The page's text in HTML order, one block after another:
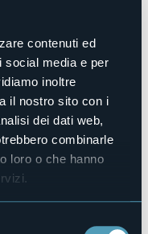
contenuti ed
social media e per
inoltre
il nostro sito con i
dei dati web,
combinarle
loro o che hanno
Dopo la partenza
ospiterà
Alle 12.30vi sarà la
tra il Comitato
di Baveno, a
a cura
non si terrà.